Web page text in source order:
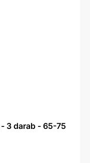
3 darab - 65-75